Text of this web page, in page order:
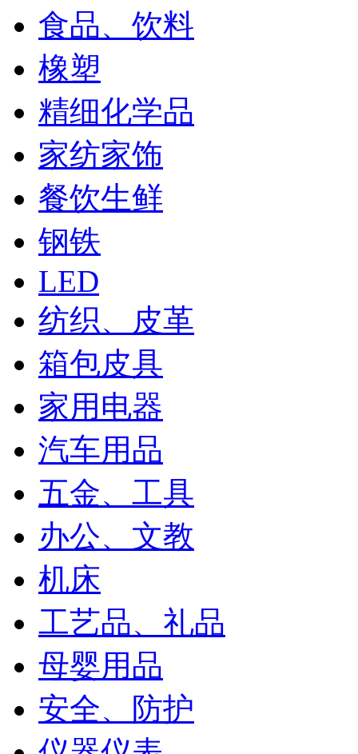
食品、饮料
橡塑
精细化学品
家纺家饰
餐饮生鲜
钢铁
LED
纺织、皮革
箱包皮具
家用电器
汽车用品
五金、工具
办公、文教
机床
工艺品、礼品
母婴用品
安全、防护